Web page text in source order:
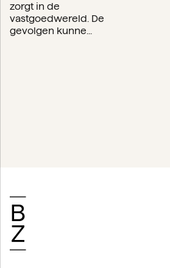
zorgt in de
vastgoedwereld. De
gevolgen kunne...